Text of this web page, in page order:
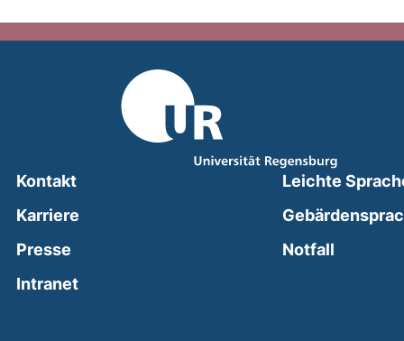
Kontakt
Karriere
Presse
Intranet(external link, opens in a new window)
Leichte
Notfall